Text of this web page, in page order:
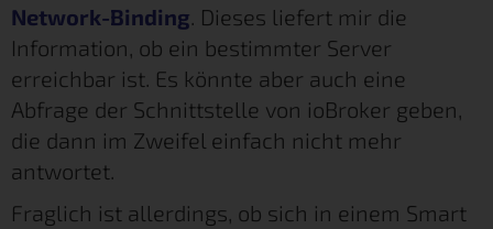
Network-Binding. Dieses liefert mir die
Information, ob ein bestimmter Server
erreichbar ist. Es könnte aber auch eine
Abfrage der Schnittstelle von ioBroker geben,
die dann im Zweifel einfach nicht mehr
antwortet.
Fraglich ist allerdings, ob sich in einem Smart